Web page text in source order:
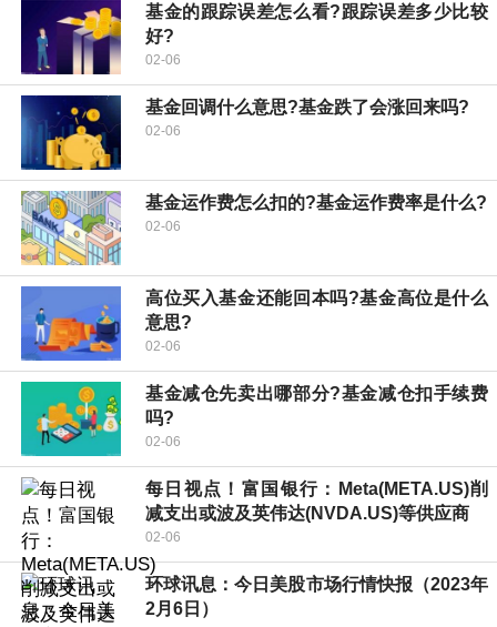
基金的跟踪误差怎么看?跟踪误差多少比较
好?
02-06
基金回调什么意思?基金跌了会涨回来吗?
02-06
基金运作费怎么扣的?基金运作费率是什么?
02-06
高位买入基金还能回本吗?基金高位是什么
意思?
02-06
基金减仓先卖出哪部分?基金减仓扣手续费
吗?
02-06
每日视点！富国银行：Meta(META.US)削
减支出或波及英伟达(NVDA.US)等供应商
02-06
环球讯息：今日美股市场行情快报（2023年
2月6日）